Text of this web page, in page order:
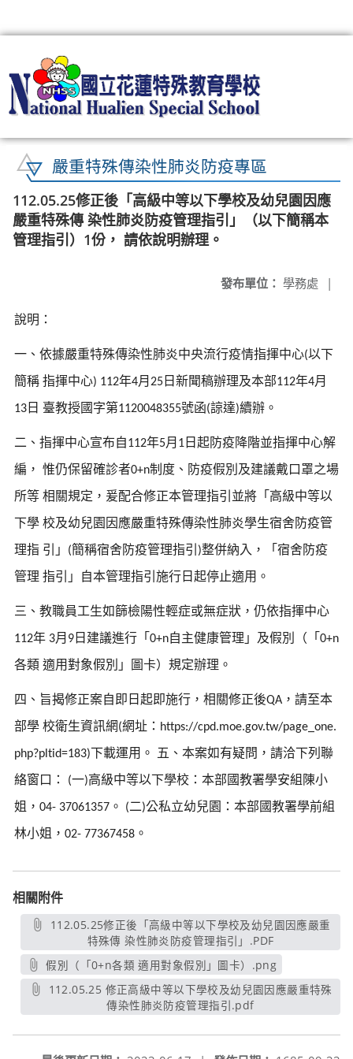
嚴重特殊傳染性肺炎防疫專區
112.05.25修正後「高級中等以下學校及幼兒園因應
嚴重特殊傳 染性肺炎防疫管理指引」（以下簡稱本
管理指引）1份， 請依說明辦理。
發布單位： 學務處 |
說明：
一、依據嚴重特殊傳染性肺炎中央流行疫情指揮中心(以下
簡稱 指揮中心) 112年4月 25 日新聞稿辦理及本部112年4月
13 日 臺教授國字第1120048355號函(諒達)續辦。
二、指揮中心宣布自112年5月 1 日起防疫降階並指揮中心解
編， 惟仍保留確診者0+n制度、防疫假別及建議戴口罩之場
所等 相關規定，爰配合修正本管理指引並將「高級中等以
下學 校及幼兒園因應嚴重特殊傳染性肺炎學生宿舍防疫管
理指 引」 (簡稱宿舍防疫管理指引 )整併納入，「宿舍防疫
管理 指引」自本管理指引施行日起停止適用。
三、教職員工生如篩檢陽性輕症或無症狀，仍依指揮中心
112年 3月 9 日建議進行「 0+n自主健康管理」及假別（「 0+n
各類 適用對象假別」圖卡）規定辦理。
四、旨揭修正案自即日起即施行，相關修正後QA ，請至本
部學 校衛生資訊網(網址： https://cpd.moe.gov.tw/page_one.
php?pltid=183)下載運用。
五、本案如有疑問，請洽下列聯
絡窗口：
(一)高級中等以下學校：本部國教署學安組陳小
姐， 04- 37061357 。 (二)公私立幼兒園：本部國教署學前組
林小姐， 02- 77367458 。
相關附件
特殊傳 染性肺炎防疫管理指引」.PDF
假別（「0+n各類 適用對象假別」圖卡）.png
另開新視窗
傳染性肺炎防疫管理指引.pdf另開新視窗